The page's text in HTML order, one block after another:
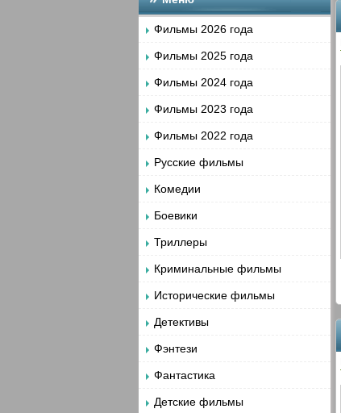
Фильмы 2026 года
Фильмы 2025 года
Фильмы 2024 года
Фильмы 2023 года
Фильмы 2022 года
Русские фильмы
Комедии
Боевики
Триллеры
Криминальные фильмы
Исторические фильмы
Детективы
Фэнтези
Фантастика
Детские фильмы